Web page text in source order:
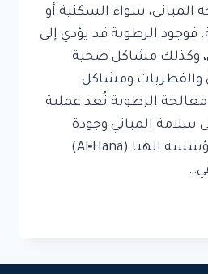
المباني، سواء السكنية أو
فوجود الرطوبة قد يؤدي إلى
وكذلك مشاكل صحية
والفطريات ومشاكل
الرطوبة تُعد عملية
سلامة المباني وجودة
الحياة فيها. تُقدم مؤسسة الهنا (Al‑Hana)